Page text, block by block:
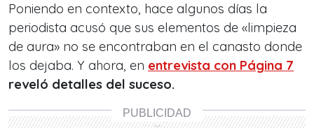
Poniendo en contexto, hace algunos días la
periodista acusó que sus elementos de «limpieza
de aura» no se encontraban en el canasto donde
los dejaba. Y ahora, en entrevista con Página 7
reveló detalles del suceso.